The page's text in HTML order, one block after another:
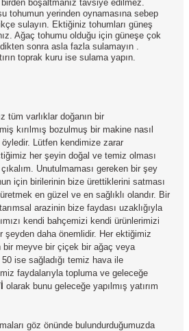
boşaltmanız tavsiye edilmez.
tohumun yerinden oynamasına sebep
sulayın. Ektiğiniz tohumları güneş
Ağaç tohumu olduğu için güneşe çok
sonra asla fazla sulamayın .
toprak kuru ise sulama yapın.
tüm varlıklar doğanın bir
kırılmış bozulmuş bir makine nasıl
Lütfen kendimize zarar
her şeyin doğal ve temiz olması
Unutulmaması gereken bir şey
için birilerinin bize ürettiklerini satması
en güzel ve en sağlıklı olandır. Bir
arazinin bize faydası uzaklığıyla
kendi bahçemizi kendi ürünlerimizi
şeyden daha önemlidir. Her ektiğimiz
meyve bir çiçek bir ağaç veya
ise sağladığı temiz hava ile
faydalarıyla topluma ve geleceğe
olarak bunu geleceğe yapılmış yatırım
göz önünde bulundurduğumuzda